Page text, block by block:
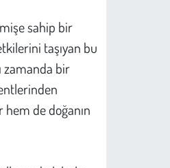
sahip bir
taşıyan bu
zamanda bir
hem de doğanın